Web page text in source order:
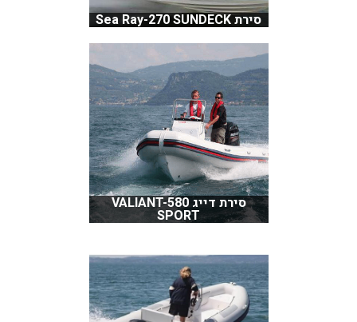
סירת Sea Ray-270 SUNDECK
סירת דייג VALIANT-580
SPORT